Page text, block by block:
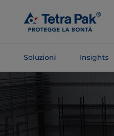
contenuto
principale
Soluzioni Insights
Salta alla